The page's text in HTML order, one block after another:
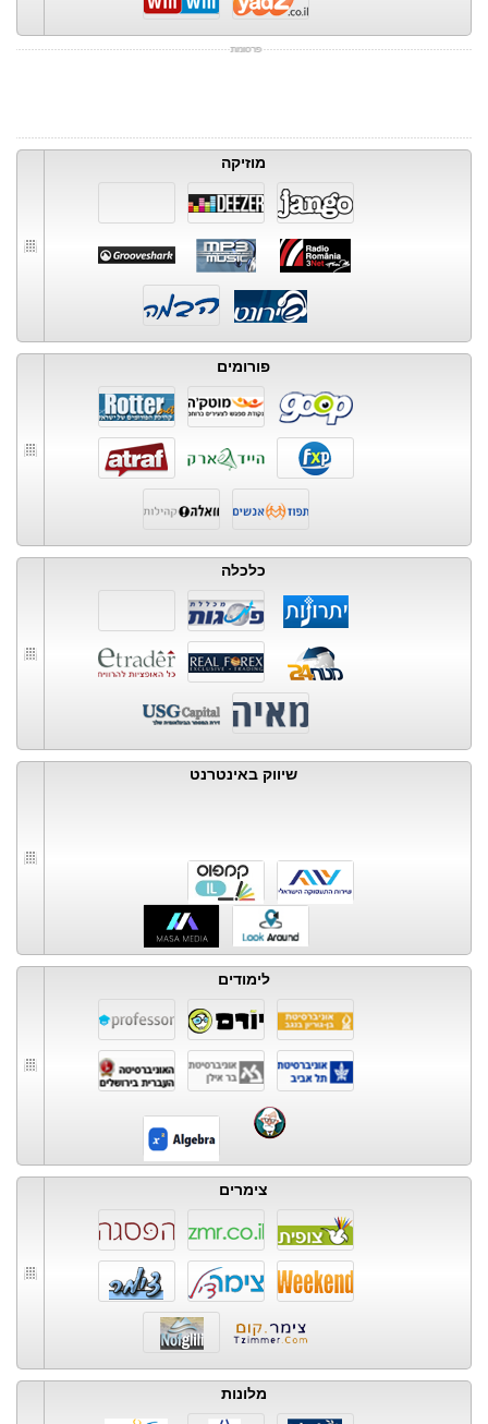
מוזיקה
פורומים
כלכלה
שיווק באינטרנט
לימודים
צימרים
מלונות